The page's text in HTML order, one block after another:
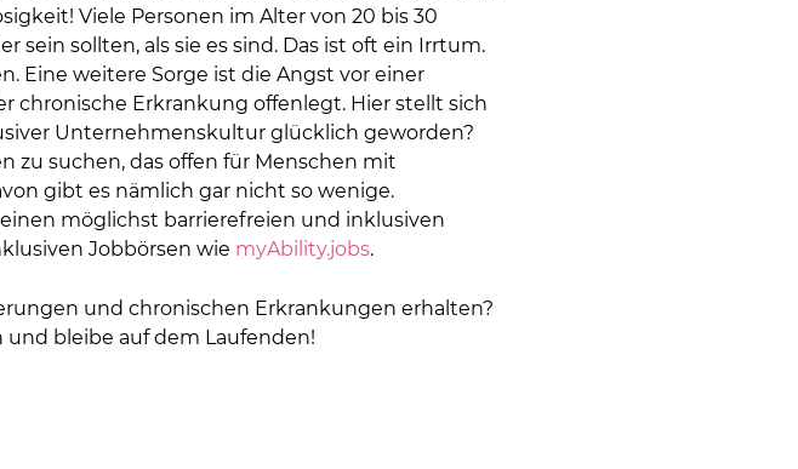
Viele Personen im Alter von 20 bis 30
sein sollten, als sie es sind. Das ist oft ein Irrtum.
Eine weitere Sorge ist die Angst vor einer
chronische Erkrankung offenlegt. Hier stellt sich
Unternehmenskultur glücklich geworden?
zu suchen, das offen für Menschen mit
gibt es nämlich gar nicht so wenige.
möglichst barrierefreien und inklusiven
Jobbörsen wie myAbility.jobs.
und chronischen Erkrankungen erhalten?
und bleibe auf dem Laufenden!